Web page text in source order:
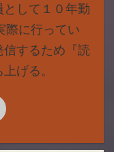
して１０年勤
際に行ってい
するため『読
げる。